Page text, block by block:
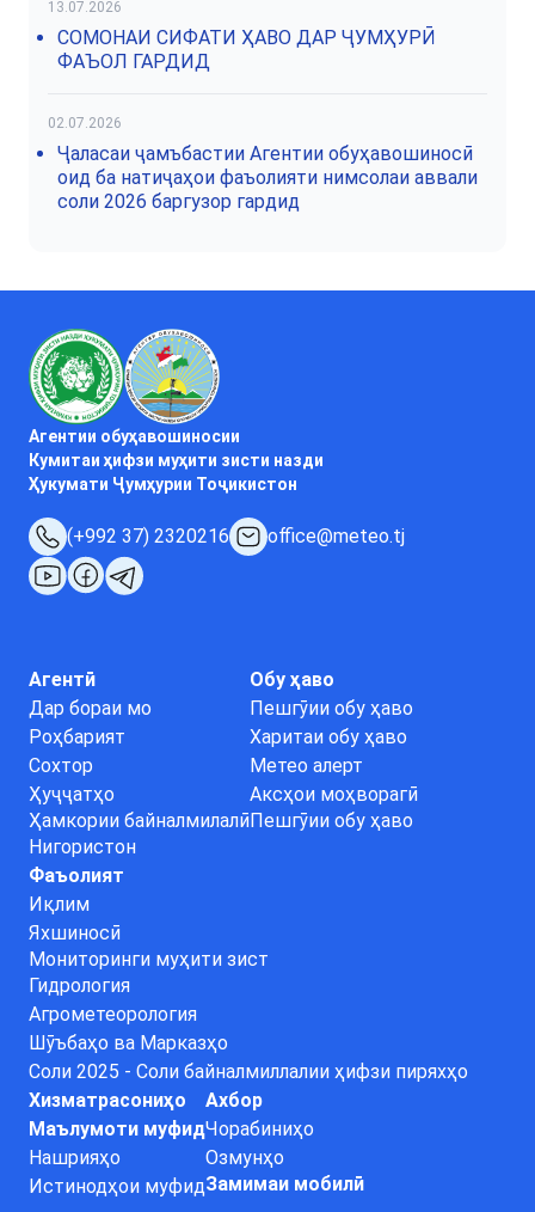
13.07.2026
СОМОНАИ СИФАТИ ҲАВО ДАР ҶУМҲУРӢ
ФАЪОЛ ГАРДИД
02.07.2026
Ҷаласаи ҷамъбастии Агентии обуҳавошиносӣ
оид ба натиҷаҳои фаъолияти нимсолаи аввали
соли 2026 баргузор гардид
Агентии обуҳавошиносии
Кумитаи ҳифзи муҳити зисти назди
Ҳукумати Ҷумҳурии Тоҷикистон
(+992 37) 2320216 office@meteo.tj
Агентӣ
Дар бораи мо
Роҳбарият
Сохтор
Ҳуҷҷатҳо
Ҳамкории байналмилалӣ
Нигористон
Обу ҳаво
Пешгӯии обу ҳаво
Харитаи обу ҳаво
Метео алерт
Аксҳои моҳворагӣ
Пешгӯии обу ҳаво
Фаъолият
Иқлим
Яхшиносӣ
Мониторинги муҳити зист
Гидрология
Агрометеорология
Шӯъбаҳо ва Марказҳо
Соли 2025 - Соли байналмиллалии ҳифзи пиряхҳо
Хизматрасониҳо
Маълумоти муфид
Нашрияҳо
Истинодҳои муфид
Ахбор
Чорабиниҳо
Озмунҳо
Замимаи мобилӣ